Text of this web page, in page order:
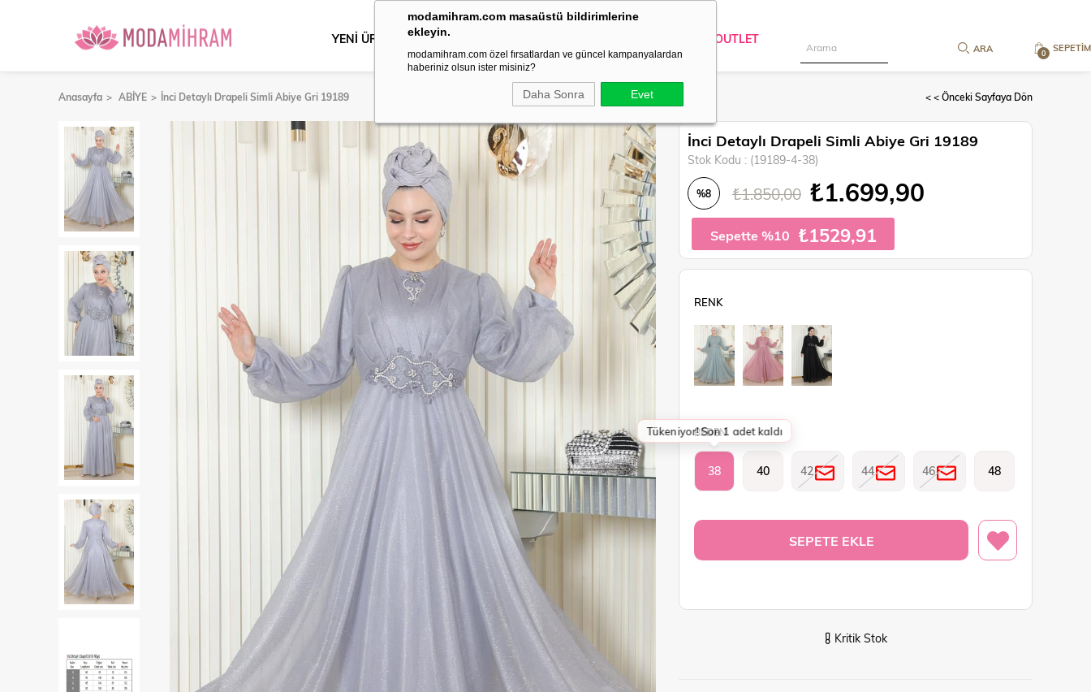
modamihram.com masaüstü bildirimlerine
ekleyin.
modamihram.com özel fırsatlardan ve güncel kampanyalardan
haberiniz olsun ister misiniz?
Daha Sonra Evet
SEPETIM
0
YENİ ÜRÜNLER DIŞ GİYİM OUTLET
Anasayfa ABİYE İnci Detaylı Drapeli Simli Abiye Gri 19189 < < Önceki Sayfaya Dön
İnci Detaylı Drapeli Simli Abiye Gri 19189
Stok Kodu (19189-4-38)
%8 ₺1.850,00 ₺1.699,90
Sepette %10 ₺1529,91
BEDEN
38 40 42 44 46 48
Kritik Stok
Tükeniyor! Son 1 adet kaldı